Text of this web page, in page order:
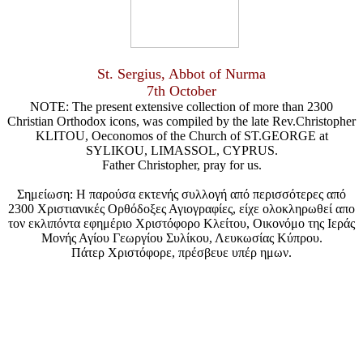
St. Sergius, Abbot of Nurma
7th October
NOTE: The present extensive collection of more than 2300
Christian Orthodox icons, was compiled by the late Rev.Christopher
KLITOU, Oeconomos of the Church of ST.GEORGE at
SYLIKOU, LIMASSOL, CYPRUS.
Father Christopher, pray for us.
Σημείωση: Η παρούσα εκτενής συλλογή από περισσότερες από
2300 Χριστιανικές Ορθόδοξες Αγιογραφίες, είχε ολοκληρωθεί απο
τον εκλιπόντα εφημέριο Χριστόφορο Κλείτου, Οικονόμο της Ιεράς
Μονής Αγίου Γεωργίου Συλίκου, Λευκωσίας Κύπρου.
Πάτερ Χριστόφορε, πρέσβευε υπέρ ημων.